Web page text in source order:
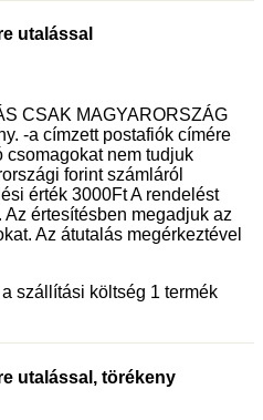
utalással
CSAK MAGYARORSZÁG
-a címzett postafiók címére
nem tudjuk
forint számláról
érték 3000Ft A rendelést
értesítésben megadjuk az
Az átutalás megérkeztével
a szállítási költség 1 termék
utalással, törékeny